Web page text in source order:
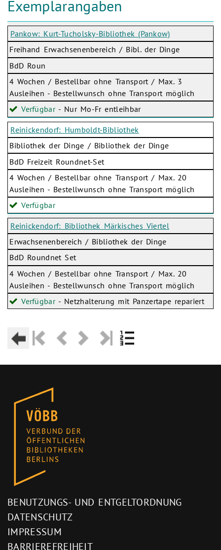
Exemplarangaben
Pankow: Kurt-Tucholsky-Bibliothek (Pankow)
Freihand Erwachsenenbereich / Bibl. der Dinge
BdD Roun
4 Wochen / Bestellbar ohne Transport / Max. 3
Ausleihen - Bestellwunsch ohne Transport möglich
Verfügbar- Nur Mo-Fr entleihbar
Reinickendorf: Humboldt-Bibliothek
Bibliothek der Dinge / Bibliothek der Dinge
BdD Freizeit Roundnet-Set
4 Wochen / Bestellbar ohne Transport / Max. 20
Ausleihen - Bestellwunsch ohne Transport möglich
Verfügbar
Reinickendorf: Bibliothek Märkisches Viertel
Erwachsenenbereich / Bibliothek der Dinge
BdD Roundnet Set
4 Wochen / Bestellbar ohne Transport / Max. 20
Ausleihen - Bestellwunsch ohne Transport möglich
Verfügbar- Netzhalterung mit Panzertape repariert
BENUTZUNGS- UND ENTGELTORDNUNG
DATENSCHUTZ
IMPRESSUM
BARRIEREFREIHEIT